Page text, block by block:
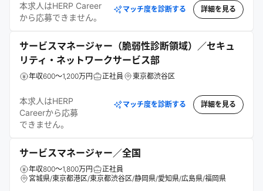
本求人はHERP Career
から応募できません。
マッチ度を診断する 詳細を見る
サービスマネージャー（脆弱性診断領域）／セキュ
リティ・ネットワークサービス部
年収600～1,200万円 正社員 東京都渋谷区
本求人はHERP
Careerから応募
できません。
マッチ度を診断する 詳細を見る
サービスマネージャー／全国
年収800～1,800万円
正社員
宮城県/東京都港区/東京都渋谷区/静岡県/愛知県/広島県/福岡県